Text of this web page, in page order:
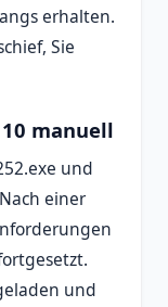
erhalten.
Sie
manuell
und
einer
und